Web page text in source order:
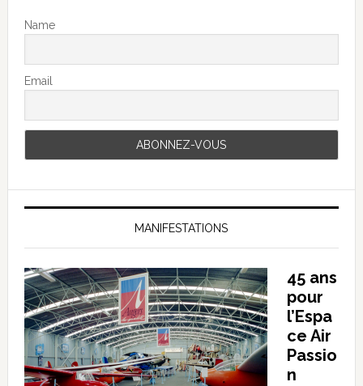
Name
Email
MANIFESTATIONS
45 ans
pour
l’Espa
ce Air
Passio
n